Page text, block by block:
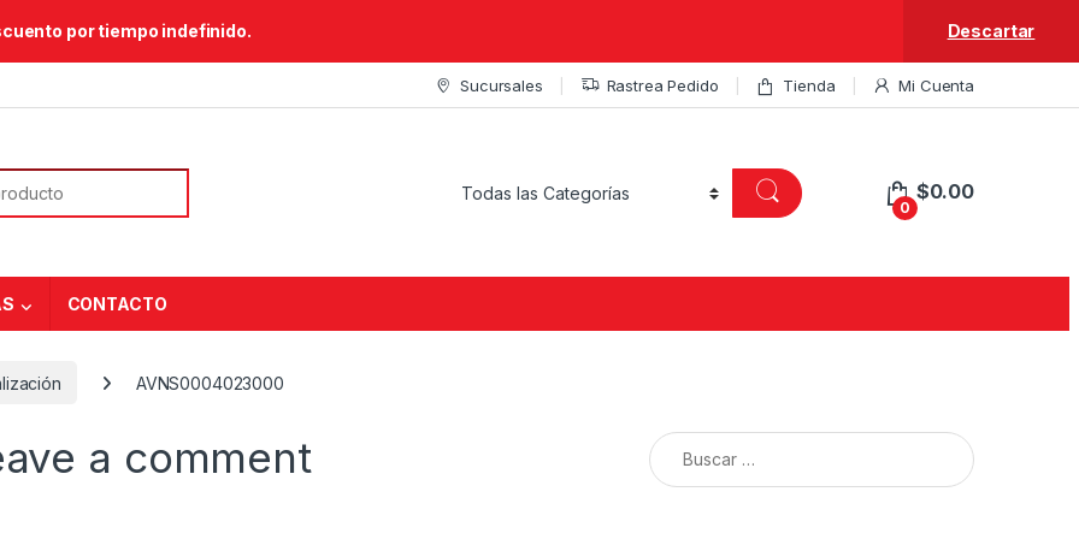
por tiempo indefinido. Descartar
Sucursales Rastrea Pedido Tienda Mi Cuenta
0
$0.00
CONTACTO
AVNS0004023000
a comment Buscar: